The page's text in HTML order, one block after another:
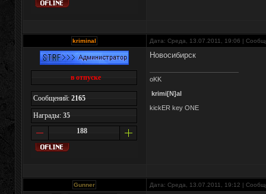
kriminal Дата: Среда, 13.07.2011, 19:06 |
в отпуске
Сообщений: 2165
Награды: 35
188
Новосибирск
oKK
krimi[N]al
kickER key ONE
Gunner Дата: Среда, 13.07.2011, 19:12 |